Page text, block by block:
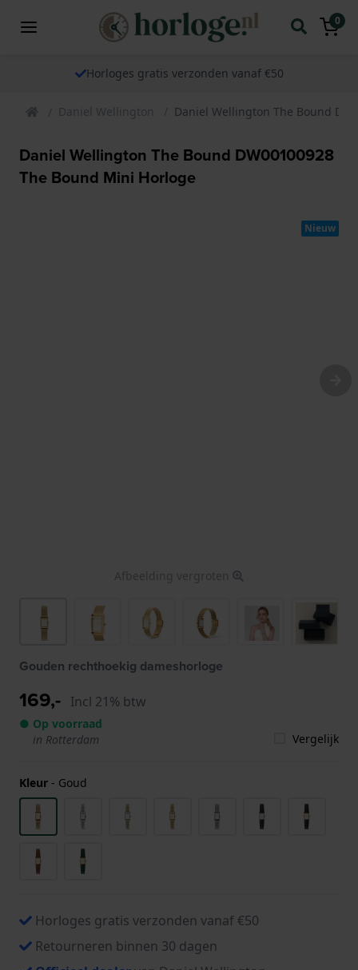
0
Horloges gratis verzonden vanaf €50
Daniel Wellington Daniel Wellington The Bound
Daniel Wellington The Bound DW00100928
The Bound Mini Horloge
Nieuw
Afbeelding vergroten
Gouden rechthoekig dameshorloge
169,- Incl 21% btw
● Op voorraad
in Rotterdam
Vergelijk
Kleur - Goud
Horloges gratis verzonden vanaf €50
Retourneren binnen 30 dagen